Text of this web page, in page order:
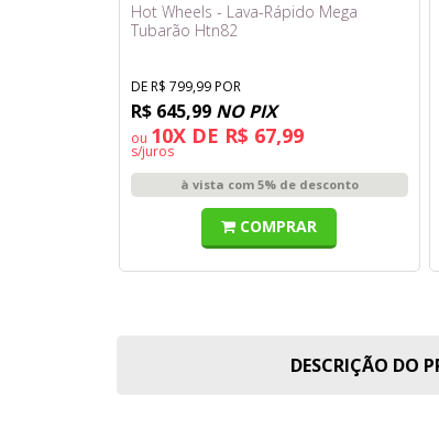
Hot Wheels - Lava-Rápido Mega
Tubarão Htn82
DE R$ 799,99 POR
R$ 645,99 NO PIX
ou 10X DE R$ 67,99
s/juros
à vista com 5% de desconto
COMPRAR
DESCRIÇÃO DO